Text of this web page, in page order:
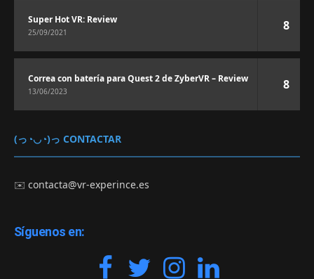
Super Hot VR: Review
25/09/2021 8
Correa con batería para Quest 2 de ZyberVR – Review
13/06/2023 8
(っ◔◡◔)っ CONTACTAR
✉️contacta@vr-experince.es
Síguenos en: